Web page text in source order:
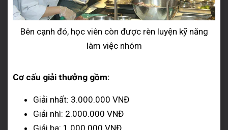
Bên cạnh đó, học viên còn được rèn luyện kỹ năng
làm việc nhóm
Cơ cấu giải thưởng gồm:
Giải nhất: 3.000.000 VNĐ
Giải nhì: 2.000.000 VNĐ